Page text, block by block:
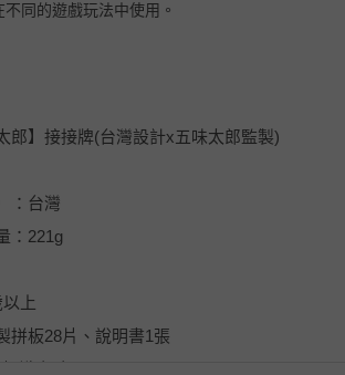
同的遊戲玩法中使用。
郎】接接牌(台灣設計x五味太郎監製)
：台灣
：221g
上
拼板28片、說明書1張